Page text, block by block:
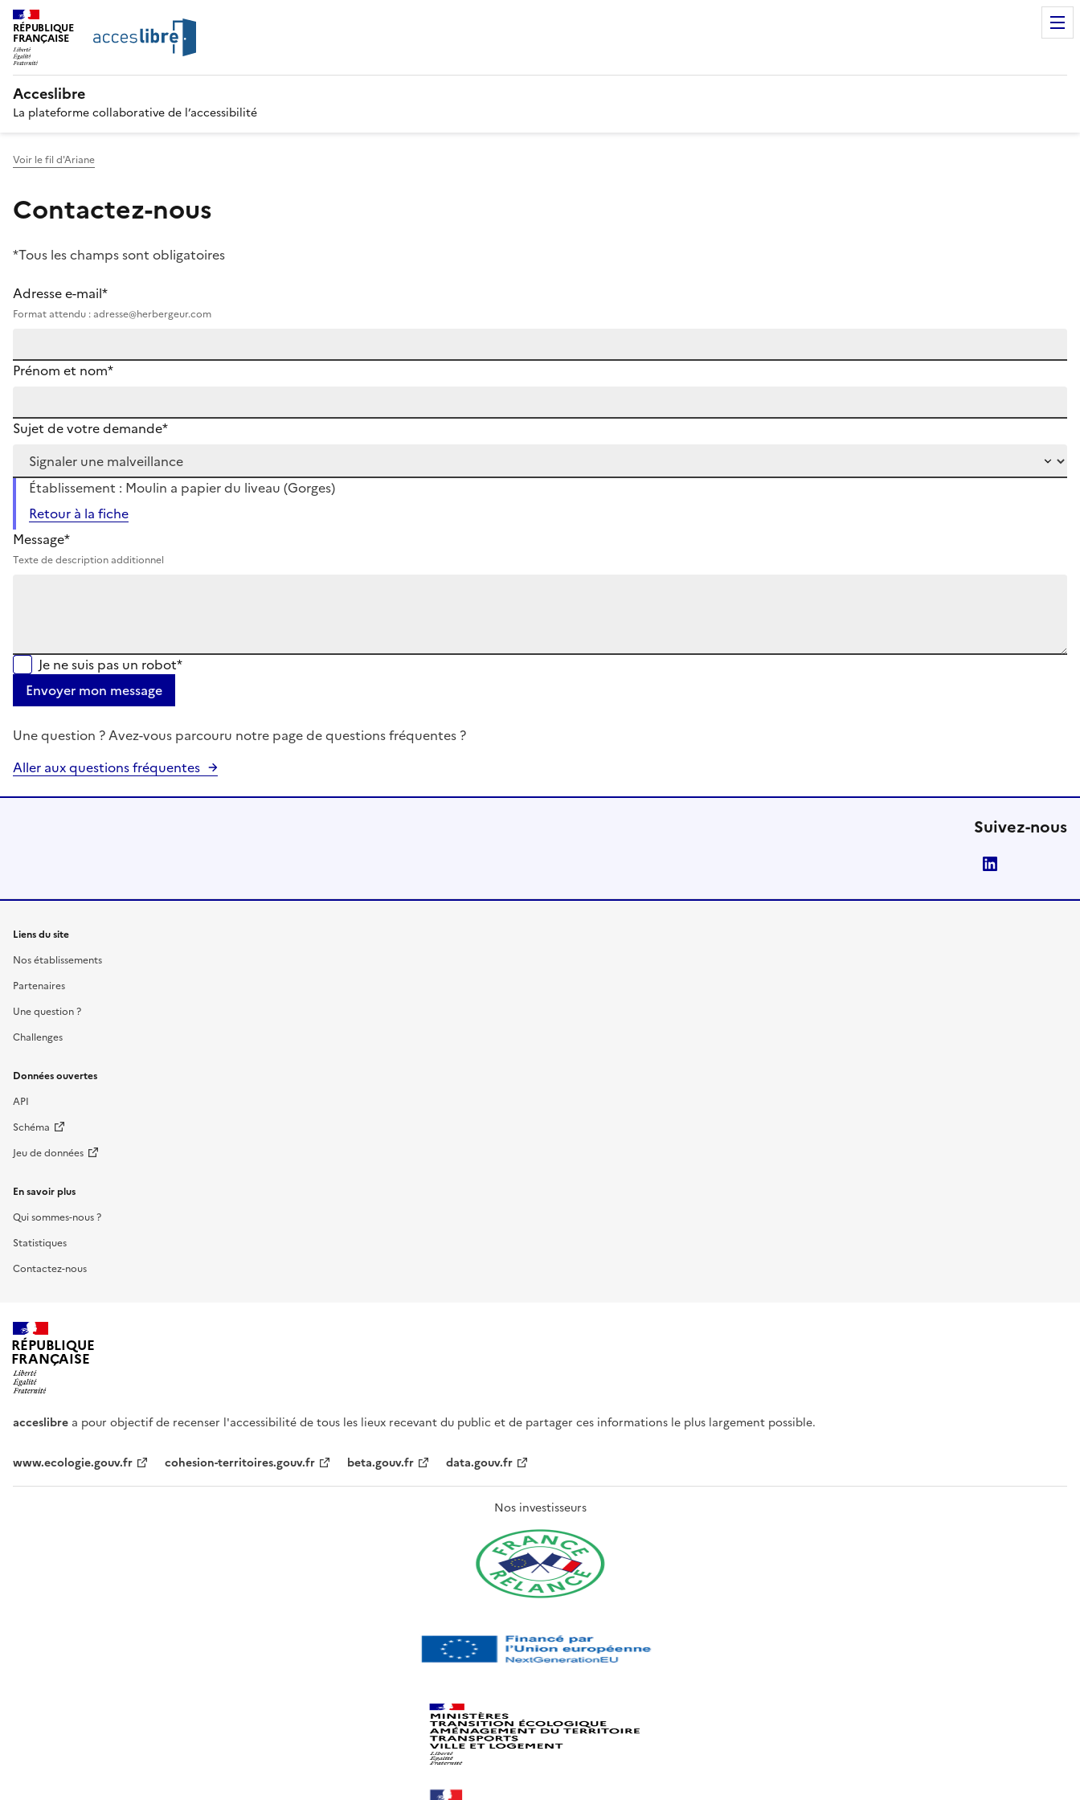
RÉPUBLIQUE
FRANÇAISE
Acceslibre
La plateforme collaborative de l’accessibilité
Voir le fil d'Ariane
Contactez-nous
*Tous les champs sont obligatoires
Adresse e-mail*
Format attendu : adresse@herbergeur.com
Prénom et nom*
Sujet de votre demande*
Établissement : Moulin a papier du liveau (Gorges)
Retour à la fiche
Message*
Texte de description additionnel
Je ne suis pas un robot*
Envoyer mon message
Une question ? Avez-vous parcouru notre page de questions fréquentes ?
Aller aux questions fréquentes
Suivez-nous
Liens du site
Nos établissements
Partenaires
Une question ?
Challenges
Données ouvertes
API
Schéma
Jeu de données
En savoir plus
Qui sommes-nous ?
Statistiques
Contactez-nous
RÉPUBLIQUE
FRANÇAISE
acceslibre a pour objectif de recenser l'accessibilité de tous les lieux recevant du public et de partager ces informations le plus largement possible.
www.ecologie.gouv.fr cohesion-territoires.gouv.fr beta.gouv.fr data.gouv.fr
Nos investisseurs